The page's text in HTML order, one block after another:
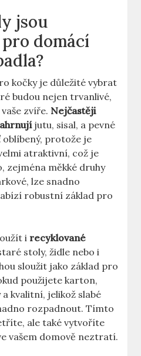
jsou
domácí
kočky je důležité vybrat
budou nejen trvanlivé,
zvíře. Nejčastěji
jutu, sisal, a pevné
protože je
atraktivní, což je
zejména měkké druhy
lze snadno
robustní základ pro
i recyklované
stoly, židle nebo i
sloužit jako základ pro
použijete karton,
kvalitní, jelikož slabé
rozpadnout. Tímto
ale také vytvoříte
vašem domově neztratí.